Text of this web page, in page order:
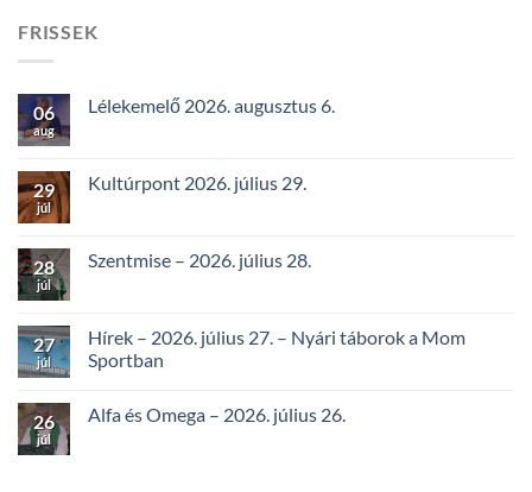
FRISSEK
06
aug
Lélekemelő 2026. augusztus 6.
29
júl
Kultúrpont 2026. július 29.
28
júl
Szentmise – 2026. július 28.
27
júl
Hírek – 2026. július 27. – Nyári táborok a Mom
Sportban
26
júl
Alfa és Omega – 2026. július 26.